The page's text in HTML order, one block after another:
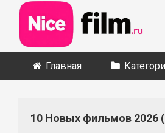
content
Главная
10 Новых фильмов 2026